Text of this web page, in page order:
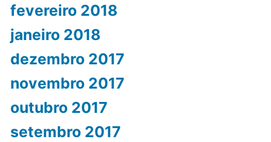
fevereiro 2018
janeiro 2018
dezembro 2017
novembro 2017
outubro 2017
setembro 2017